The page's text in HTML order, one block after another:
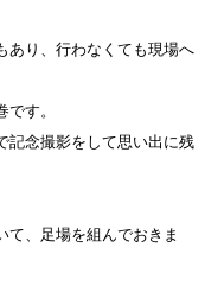
あり、行わなくても現場へ
す。
記念撮影をして思い出に残
て、足場を組んでおきま